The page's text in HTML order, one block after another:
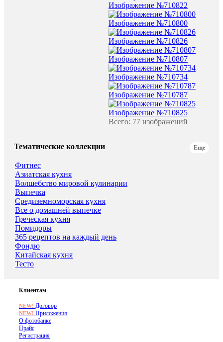
Изображение №710822
Изображение №710800
Изображение №710826
Изображение №710807
Изображение №710734
Изображение №710787
Изображение №710825
Всего: 77 изображений
Тематические коллекции Еще
Фитнес
Азиатская кухня
Волшебство мировой кулинарии
Выпечка
Средиземноморская кухня
Все о домашней выпечке
Греческая кухня
Помидоры
365 рецептов на каждый день
Фондю
Китайская кухня
Тесто
Клиентам
NEW! Договор
NEW! Приложения
О фотобанке
Прайс
Регистрация